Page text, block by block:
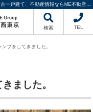
検索 TEL
プをしてきました。
ました。